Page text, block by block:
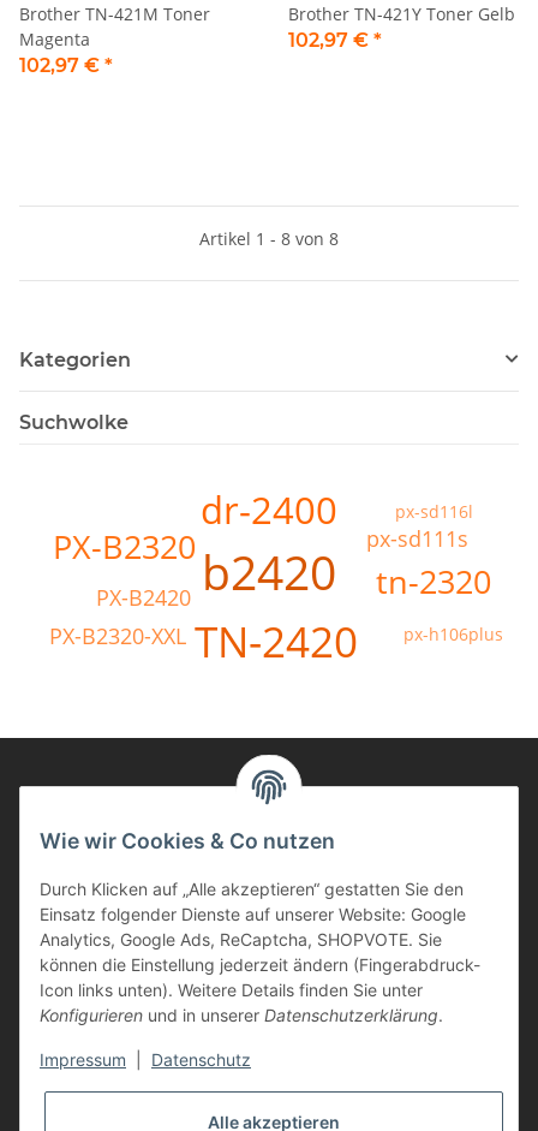
Brother TN-421M Toner
Magenta
102,97 € *
Brother TN-421Y Toner Gelb
102,97 € *
Artikel 1 - 8 von 8
Kategorien
Suchwolke
b2420
TN-2420
dr-2400
PX-B2320
tn-2320
px-sd111s
PX-B2420
PX-B2320-XXL
px-sd116l
px-h106plus
Informationen
Kunden Service
Haben Sie Fragen zu unseren Produkten?
Dann rufen Sie uns gerne an:
Tel: 0621/9767200
Mo.-Fr. 08:45-17:00 Uhr
oder schreiben Sie uns:
info@printer-express.de
Wie wir Cookies & Co nutzen
Durch Klicken auf „Alle akzeptieren“ gestatten Sie den
Einsatz folgender Dienste auf unserer Website: Google
Analytics, Google Ads, ReCaptcha, SHOPVOTE. Sie
können die Einstellung jederzeit ändern (Fingerabdruck-
Icon links unten). Weitere Details finden Sie unter
Konfigurieren und in unserer Datenschutzerklärung.
Impressum Datenschutz
Alle akzeptieren